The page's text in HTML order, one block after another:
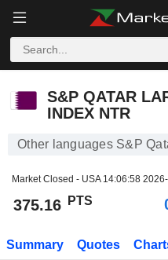
S&P QATAR
INDEX NTR
Other languages S&P
Market Closed - USA 14:06:58
375.16 PTS
Summary Quotes